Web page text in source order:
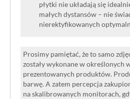
płytki nie układają się
małych dystansów – nie
nierektyfikowanych
Prosimy pamiętać, że to samo
zostały wykonane w określonych
prezentowanych produktów.
barwę. A zatem percepcja
na skalibrowanych monitorach,